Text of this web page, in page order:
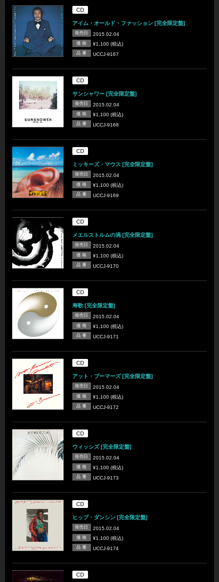
CD
アイム・オールド・ファッション [完全限定盤]
発売日 2015.02.04
価 格 ¥1,100 (税込)
品 番 UCCJ-9167
CD
サンシャワー [完全限定盤]
発売日 2015.02.04
価 格 ¥1,100 (税込)
品 番 UCCJ-9168
CD
ミッキーズ・マウス [完全限定盤]
発売日 2015.02.04
価 格 ¥1,100 (税込)
品 番 UCCJ-9169
CD
メエルストルムの渦 [完全限定盤]
発売日 2015.02.04
価 格 ¥1,100 (税込)
品 番 UCCJ-9170
CD
寿歌 [完全限定盤]
発売日 2015.02.04
価 格 ¥1,100 (税込)
品 番 UCCJ-9171
CD
アット・ブーマーズ [完全限定盤]
発売日 2015.02.04
価 格 ¥1,100 (税込)
品 番 UCCJ-9172
CD
ウィッシズ [完全限定盤]
発売日 2015.02.04
価 格 ¥1,100 (税込)
品 番 UCCJ-9173
CD
ヒップ・ダンシン [完全限定盤]
発売日 2015.02.04
価 格 ¥1,100 (税込)
品 番 UCCJ-9174
CD